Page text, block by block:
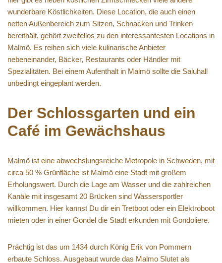
wunderbare Köstlichkeiten. Diese Location, die auch einen
netten Außenbereich zum Sitzen, Schnacken und Trinken
bereithält, gehört zweifellos zu den interessantesten Locations in
Malmö. Es reihen sich viele kulinarische Anbieter
nebeneinander, Bäcker, Restaurants oder Händler mit
Spezialitäten. Bei einem Aufenthalt in Malmö sollte die Saluhall
unbedingt eingeplant werden.
Der Schlossgarten und ein
Café im Gewächshaus
Malmö ist eine abwechslungsreiche Metropole in Schweden, mit
circa 50 % Grünfläche ist Malmö eine Stadt mit großem
Erholungswert. Durch die Lage am Wasser und die zahlreichen
Kanäle mit insgesamt 20 Brücken sind Wassersportler
willkommen. Hier kannst Du dir ein Tretboot oder ein Elektroboot
mieten oder in einer Gondel die Stadt erkunden mit Gondoliere.
Prächtig ist das um 1434 durch König Erik von Pommern
erbaute Schloss. Ausgebaut wurde das Malmo Slutet als